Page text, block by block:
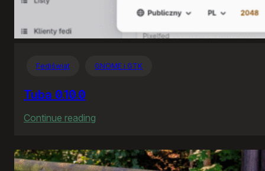
Fediświat GNOME i GTK
Tuba 0.10.0
Continue reading
0.10.0